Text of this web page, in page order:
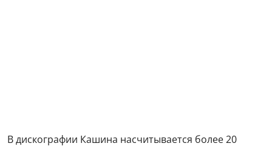
В дискографии Кашина насчитывается более 20